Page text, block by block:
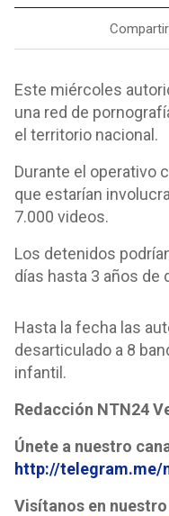
Este miércoles
una red de
el territorio nacional.
Durante el operativo
que estarían
7.000 videos.
Los detenidos
días hasta 3 años de
Hasta la fecha las
desarticulado a 8
infantil.
Redacción NTN24
Únete a nuestro
http://telegram.me/
Visítanos en